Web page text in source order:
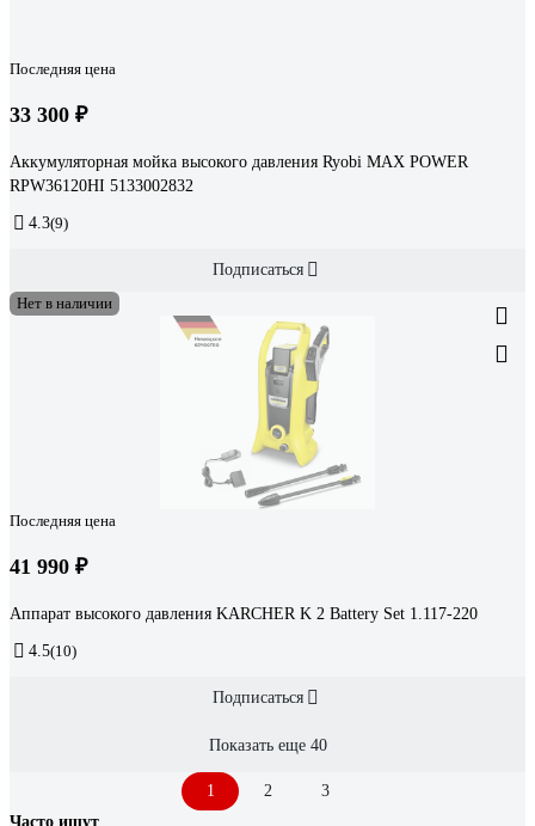
Последняя цена
33 300 ₽
Аккумуляторная мойка высокого давления Ryobi MAX POWER
RPW36120HI 5133002832
4.3(9)
Подписаться
Нет в наличии
Последняя цена
41 990 ₽
Аппарат высокого давления KARCHER K 2 Battery Set 1.117-220
4.5(10)
Подписаться
Показать еще 40
1 2
3
Часто ищут